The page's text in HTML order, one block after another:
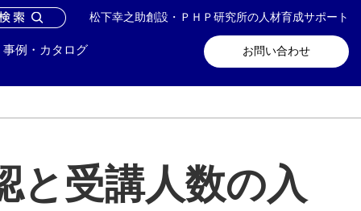
松下幸之助創設・ＰＨＰ研究所の人材育成サポート
お問い合わせ
事例・カタログ
い合わせ メールマガジン登録
と受講人数の入